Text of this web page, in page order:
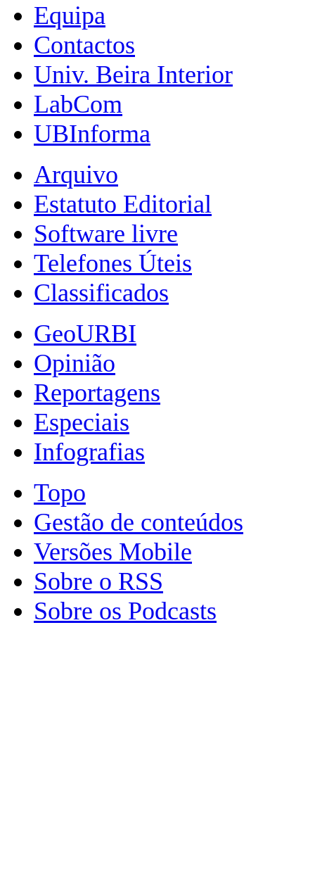
Equipa
Contactos
Univ. Beira Interior
LabCom
UBInforma
Arquivo
Estatuto Editorial
Software livre
Telefones Úteis
Classificados
GeoURBI
Opinião
Reportagens
Especiais
Infografias
Topo
Gestão de conteúdos
Versões Mobile
Sobre o RSS
Sobre os Podcasts